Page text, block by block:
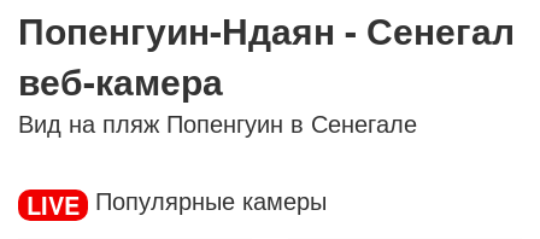
Попенгуин-Ндаян - Сенегал
веб-камера
Вид на пляж Попенгуин в Сенегале
LIVE Популярные камеры